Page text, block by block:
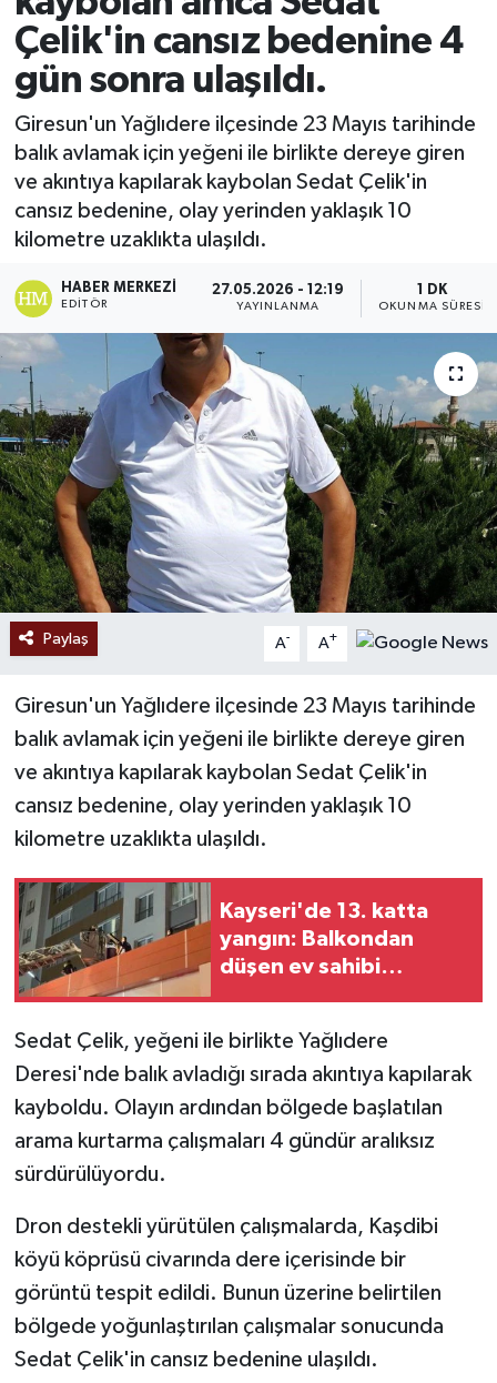
Çelik'in cansız bedenine 4
gün sonra ulaşıldı.
Giresun'un Yağlıdere ilçesinde 23 Mayıs tarihinde
balık avlamak için yeğeni ile birlikte dereye giren
ve akıntıya kapılarak kaybolan Sedat Çelik'in
cansız bedenine, olay yerinden yaklaşık 10
kilometre uzaklıkta ulaşıldı.
HABER MERKEZI
EDITÖR
27.05.2026 - 12:19
YAYINLANMA
1 DK
OKUNMA SÜRESI
Paylaş A- A+
Giresun'un Yağlıdere ilçesinde 23 Mayıs tarihinde
balık avlamak için yeğeni ile birlikte dereye giren
ve akıntıya kapılarak kaybolan Sedat Çelik'in
cansız bedenine, olay yerinden yaklaşık 10
kilometre uzaklıkta ulaşıldı.
Kayseri'de 13. katta
yangın: Balkondan
düşen ev sahibi
Sedat Çelik, yeğeni ile birlikte Yağlıdere
Deresi'nde balık avladığı sırada akıntıya kapılarak
kayboldu. Olayın ardından bölgede başlatılan
arama kurtarma çalışmaları 4 gündür aralıksız
sürdürülüyordu.
Dron destekli yürütülen çalışmalarda, Kaşdibi
köyü köprüsü civarında dere içerisinde bir
görüntü tespit edildi. Bunun üzerine belirtilen
bölgede yoğunlaştırılan çalışmalar sonucunda
Sedat Çelik'in cansız bedenine ulaşıldı.
Ekonomi
Sağlık
Tokat Haber